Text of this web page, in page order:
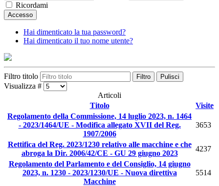
Ricordami
Accesso
Hai dimenticato la tua password?
Hai dimenticato il tuo nome utente?
Filtro titolo Filtro Pulisci
Visualizza #
Articoli
Titolo
Visite
Regolamento della Commissione, 14 luglio 2023, n. 1464
- 2023/1464/UE - Modifica allegato XVII del Reg.
1907/2006
3653
Rettifica del Reg. 2023/1230 relativo alle macchine e che
abroga la Dir. 2006/42/CE - GU 29 giugno 2023
4237
Regolamento del Parlamento e del Consiglio, 14 giugno
2023, n. 1230 - 2023/1230/UE - Nuova direttiva
Macchine
5514